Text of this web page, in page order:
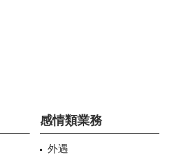
感情類業務
外遇